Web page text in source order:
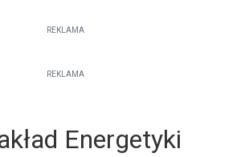
REKLAMA
REKLAMA
Energetyki